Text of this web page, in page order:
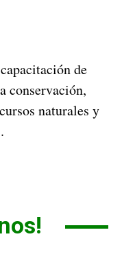
de
conservación,
naturales y